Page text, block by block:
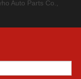
Auto Parts Co.,